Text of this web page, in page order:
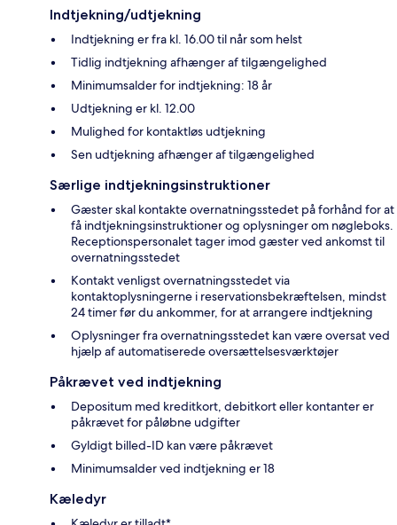
Indtjekning/udtjekning
Indtjekning er fra kl. 16.00 til når som helst
Tidlig indtjekning afhænger af tilgængelighed
Minimumsalder for indtjekning: 18 år
Udtjekning er kl. 12.00
Mulighed for kontaktløs udtjekning
Sen udtjekning afhænger af tilgængelighed
Særlige indtjekningsinstruktioner
Gæster skal kontakte overnatningsstedet på forhånd for at
få indtjekningsinstruktioner og oplysninger om nøgleboks.
Receptionspersonalet tager imod gæster ved ankomst til
overnatningsstedet
Kontakt venligst overnatningsstedet via
kontaktoplysningerne i reservationsbekræftelsen, mindst
24 timer før du ankommer, for at arrangere indtjekning
Oplysninger fra overnatningsstedet kan være oversat ved
hjælp af automatiserede oversættelsesværktøjer
Påkrævet ved indtjekning
Depositum med kreditkort, debitkort eller kontanter er
påkrævet for påløbne udgifter
Gyldigt billed-ID kan være påkrævet
Minimumsalder ved indtjekning er 18
Kæledyr